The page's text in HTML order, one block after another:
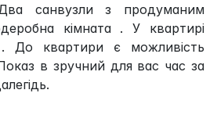
санвузли з продуманим
кімната . У квартирі
До квартири є можливість
в зручний для вас час за